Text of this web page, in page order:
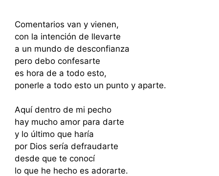
Comentarios van y vienen,
con la intención de llevarte
a un mundo de desconfianza
pero debo confesarte
es hora de a todo esto,
ponerle a todo esto un punto y aparte.
Aquí dentro de mi pecho
hay mucho amor para darte
y lo último que haría
por Dios sería defraudarte
desde que te conocí
lo que he hecho es adorarte.